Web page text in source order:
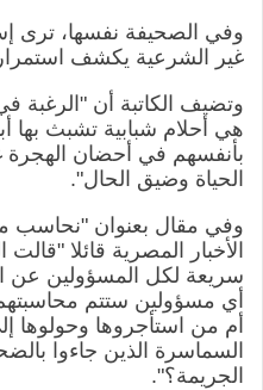
وفي الصحيفة نفسها، ترى
غير الشرعية يكشف
وتضيف الكاتبة أن "الرغبة في
هي أحلام شبابية تشبث بها
بأنفسهم في أحضان
الحياة وضيق الحال".
وفي مقال بعنوان
الأخبار المصرية قائلا
سريعة لكل المسؤولين عن
أي مسؤولين ستتم
أم من استأجروها
السماسرة الذين جاءوا
الجريمة؟".